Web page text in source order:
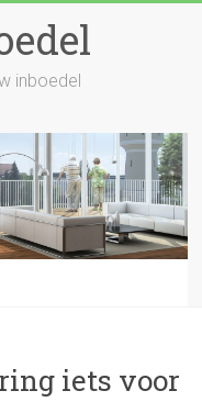
inboedel
iets voor